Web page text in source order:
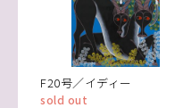
F20号／イディー
sold out